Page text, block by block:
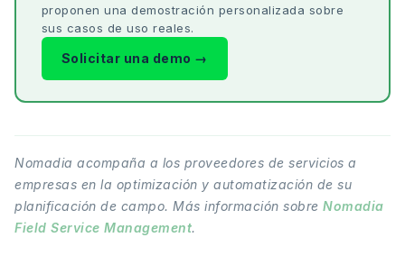
proponen una demostración personalizada sobre
sus casos de uso reales.
Solicitar una demo →
Nomadia acompaña a los proveedores de servicios a
empresas en la optimización y automatización de su
planificación de campo. Más información sobre Nomadia
Field Service Management.